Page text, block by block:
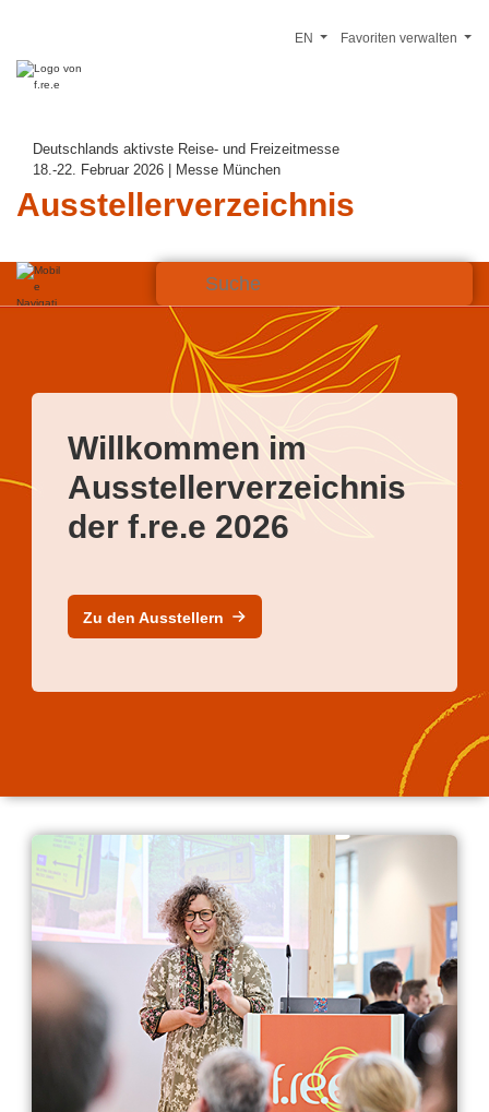
Deutschlands aktivste Reise- und Freizeitmesse
18.-22. Februar 2026 | Messe München
Ausstellerverzeichnis
Favoriten verwalten
EN
Willkommen im
Ausstellerverzeichnis
der f.re.e 2026
Zu den Ausstellern